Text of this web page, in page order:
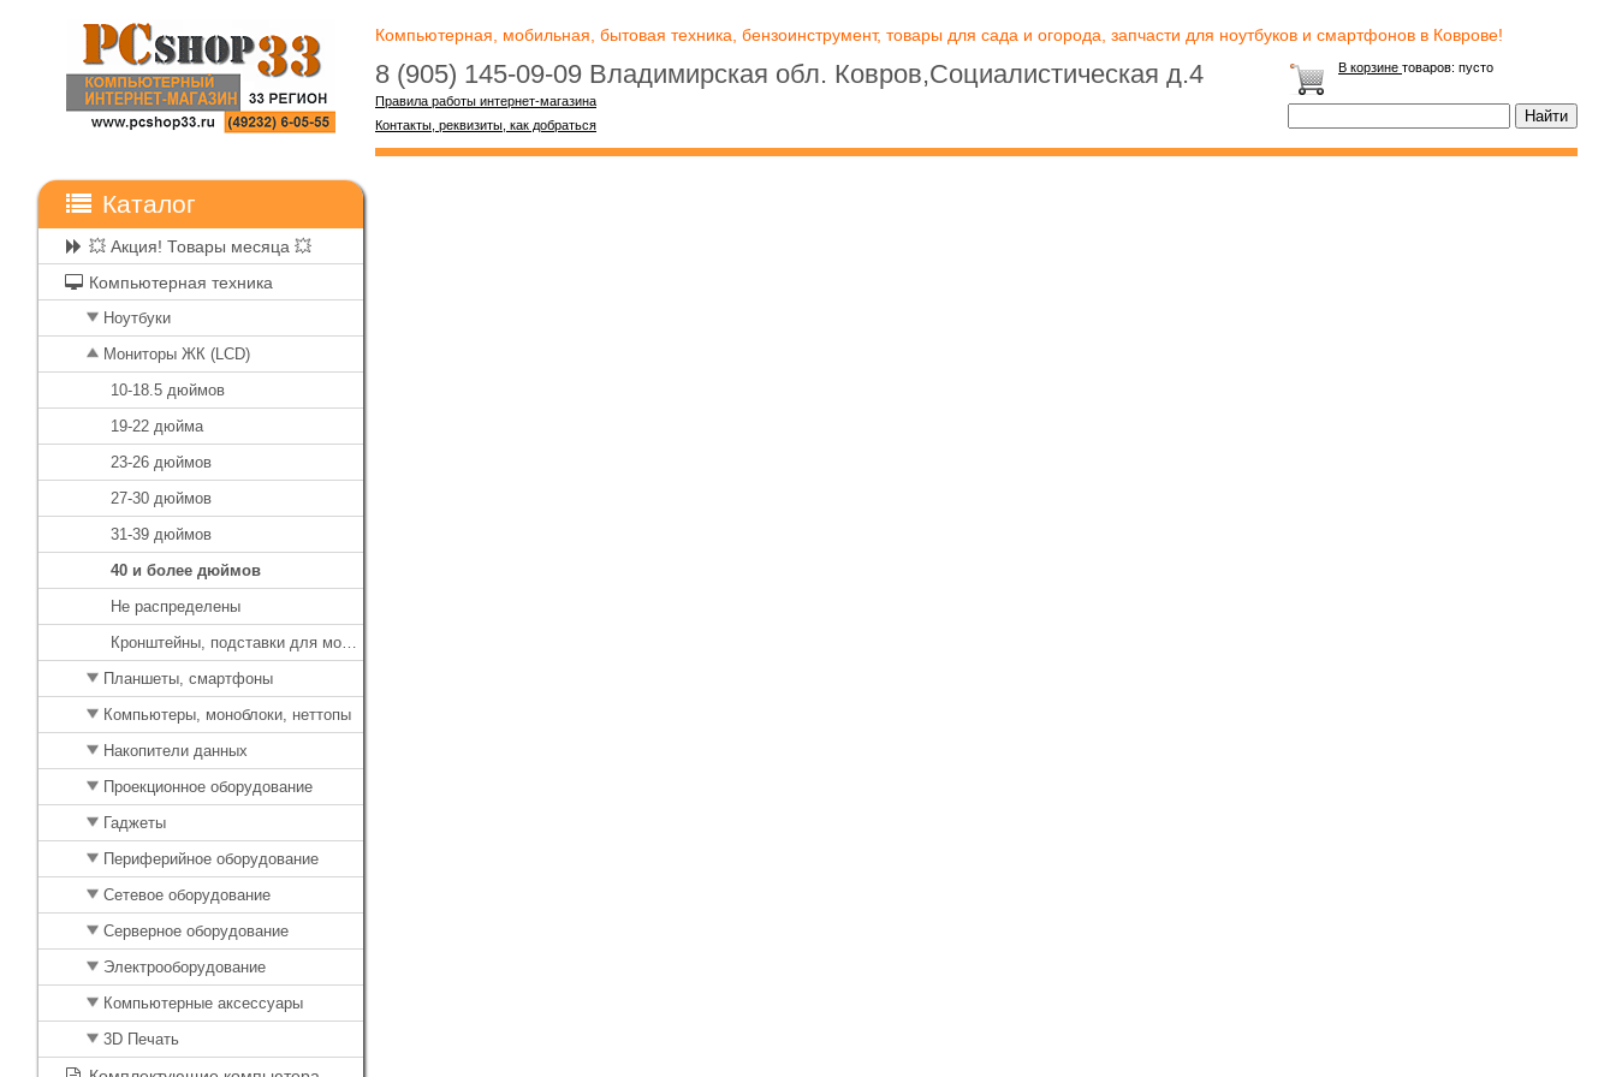
Компьютерная, мобильная, бытовая техника, бензоинструмент, товары для сада и огорода, запчасти для ноутбуков и смартфонов в Коврове!
8 (905) 145-09-09 Владимирская обл. Ковров,Социалистическая д.4
Правила работы интернет-магазина
Контакты, реквизиты, как добраться
В корзине товаров: пусто
Каталог
💥 Акция! Товары месяца 💥
Компьютерная техника
Ноутбуки
Мониторы ЖК (LCD)
10-18.5 дюймов
19-22 дюйма
23-26 дюймов
27-30 дюймов
31-39 дюймов
40 и более дюймов
Не распределены
Кронштейны, подставки для мониторов
Планшеты, смартфоны
Компьютеры, моноблоки, неттопы
Накопители данных
Проекционное оборудование
Гаджеты
Периферийное оборудование
Сетевое оборудование
Серверное оборудование
Электрооборудование
Компьютерные аксессуары
3D Печать